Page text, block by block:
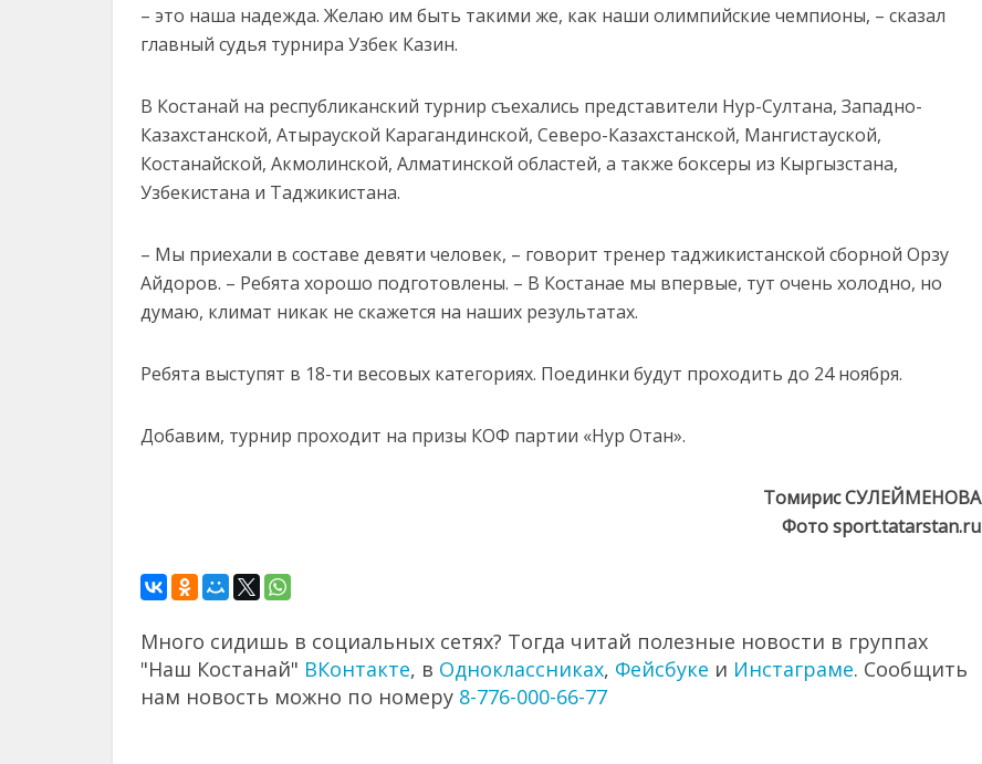
– это наша надежда. Желаю им быть такими же, как наши олимпийские чемпионы, – сказал
главный судья турнира Узбек Казин.
В Костанай на республиканский турнир съехались представители Нур-Султана, Западно-
Казахстанской, Атырауской Карагандинской, Северо-Казахстанской, Мангистауской,
Костанайской, Акмолинской, Алматинской областей, а также боксеры из Кыргызстана,
Узбекистана и Таджикистана.
– Мы приехали в составе девяти человек, – говорит тренер таджикистанской сборной Орзу
Айдоров. – Ребята хорошо подготовлены. – В Костанае мы впервые, тут очень холодно, но
думаю, климат никак не скажется на наших результатах.
Ребята выступят в 18-ти весовых категориях. Поединки будут проходить до 24 ноября.
Добавим, турнир проходит на призы КОФ партии «Нур Отан».
Томирис СУЛЕЙМЕНОВА
Фото sport.tatarstan.ru
Много сидишь в социальных сетях? Тогда читай полезные новости в группах
"Наш Костанай" ВКонтакте, в Одноклассниках, Фейсбуке и Инстаграме. Сообщить
нам новость можно по номеру 8-776-000-66-77